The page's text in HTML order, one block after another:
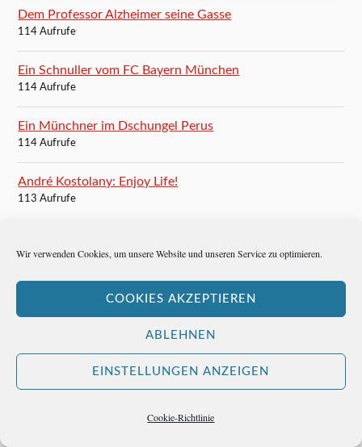
Wir verwenden Cookies, um unsere Website und unseren Service zu optimieren.
COOKIES AKZEPTIEREN
ABLEHNEN
EINSTELLUNGEN ANZEIGEN
Cookie-Richtlinie
Dem Professor Alzheimer seine Gasse
114 Aufrufe
Ein Schnuller vom FC Bayern München
114 Aufrufe
Ein Münchner im Dschungel Perus
114 Aufrufe
André Kostolany: Enjoy Life!
113 Aufrufe
113 Aufrufe
Die beste Crema Catalana in Barcelona
106 Aufrufe